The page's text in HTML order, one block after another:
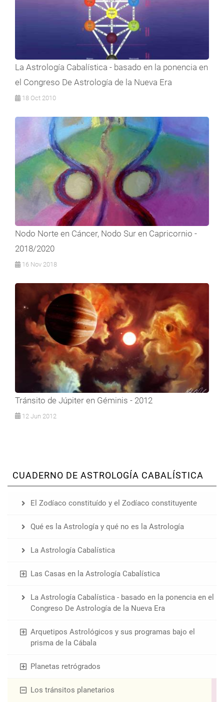
La Astrología Cabalística - basado en la ponencia en
el Congreso De Astrología de la Nueva Era
18 Oct 2010
Nodo Norte en Cáncer, Nodo Sur en Capricornio -
2018/2020
16 Nov 2018
Tránsito de Júpiter en Géminis - 2012
12 Jun 2012
CUADERNO DE ASTROLOGÍA CABALÍSTICA
El Zodíaco constituído y el Zodíaco constituyente
Qué es la Astrología y qué no es la Astrología
La Astrología Cabalística
Las Casas en la Astrología Cabalística
La Astrología Cabalística - basado en la ponencia en el
Congreso De Astrología de la Nueva Era
Arquetipos Astrológicos y sus programas bajo el
prisma de la Cábala
Planetas retrógrados
Los tránsitos planetarios